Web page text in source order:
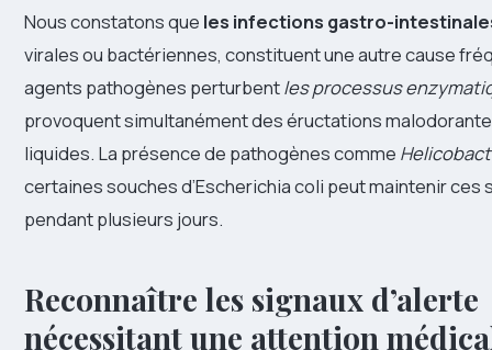
Nous constatons que les infections gastro-
virales ou bactériennes, constituent une autre cause
agents pathogènes perturbentles processus
provoquent simultanément des éructations
liquides. La présence de pathogènes comme
certaines souches d’Escherichia coli peut maintenir ces
pendant plusieurs jours.
Reconnaître les signaux d’alerte
nécessitant une attention